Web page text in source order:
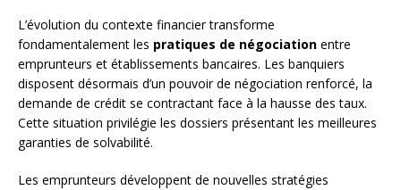
L’évolution du contexte financier transforme
fondamentalement les pratiques de négociation entre
emprunteurs et établissements bancaires. Les banquiers
disposent désormais d’un pouvoir de négociation renforcé, la
demande de crédit se contractant face à la hausse des taux.
Cette situation privilégie les dossiers présentant les meilleures
garanties de solvabilité.
Les emprunteurs développent de nouvelles stratégies